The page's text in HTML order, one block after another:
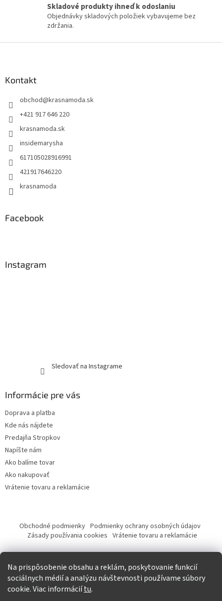
Na prispôsobenie obsahu a reklám, poskytovanie funkcií
sociálnych médií a analýzu návštevnosti používame súbory
cookie. Viac informáciítu.
Skladové produkty ihneď k odoslaniu
Objednávky skladových položiek vybavujeme bez
zdržania.
Kontakt
obchod@krasnamoda.sk
+421 917 646 220
krasnamoda.sk
insidemarysha
617105028916991
421917646220
krasnamoda
Facebook
Instagram
Sledovať na Instagrame
Informácie pre vás
Doprava a platba
Kde nás nájdete
Predajňa Stropkov
Napíšte nám
Ako balíme tovar
Ako nakupovať
Vrátenie tovaru a reklamácie
Obchodné podmienky Podmienky ochrany osobných údajov
Zásady používania cookies Vrátenie tovaru a reklamácie
Tvorba eshopu a SEO optimalizácia